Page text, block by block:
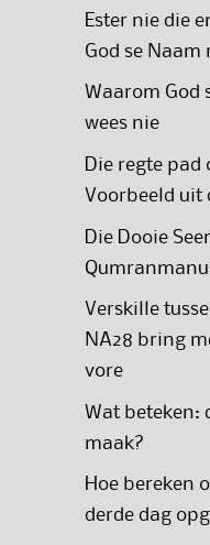
Ester nie die
God se Naam
Waarom God
wees nie
Die regte pad
Voorbeeld uit
Die Dooie
Verskille
NA28 bring
vore
Wat beteken:
maak?
Hoe bereken
derde dag